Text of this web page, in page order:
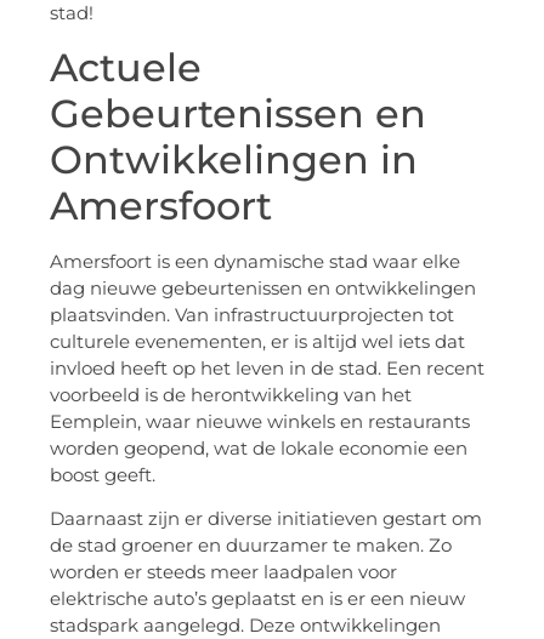
stad!
Actuele
Gebeurtenissen en
Ontwikkelingen in
Amersfoort
Amersfoort is een dynamische stad waar elke
dag nieuwe gebeurtenissen en ontwikkelingen
plaatsvinden. Van infrastructuurprojecten tot
culturele evenementen, er is altijd wel iets dat
invloed heeft op het leven in de stad. Een recent
voorbeeld is de herontwikkeling van het
Eemplein, waar nieuwe winkels en restaurants
worden geopend, wat de lokale economie een
boost geeft.
Daarnaast zijn er diverse initiatieven gestart om
de stad groener en duurzamer te maken. Zo
worden er steeds meer laadpalen voor
elektrische auto’s geplaatst en is er een nieuw
stadspark aangelegd. Deze ontwikkelingen